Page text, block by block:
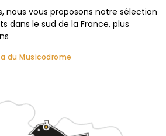
nous vous proposons notre sélection
dans le sud de la France, plus
du Musicodrome